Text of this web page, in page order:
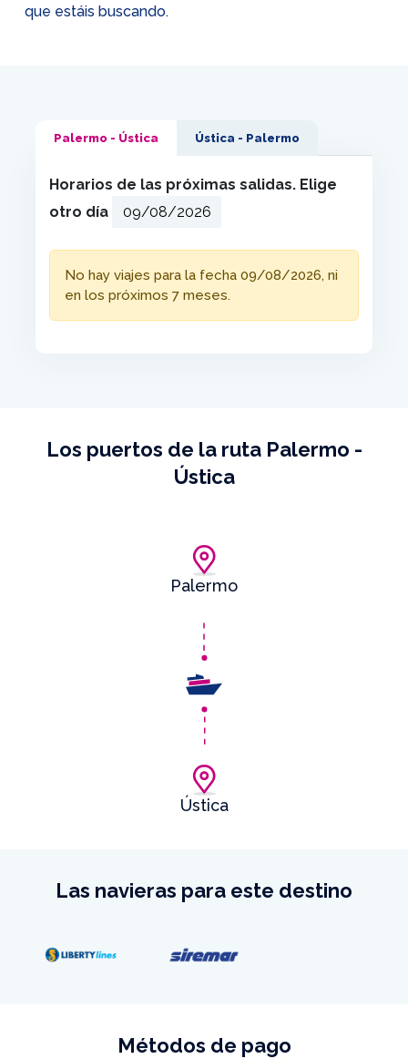
que estáis buscando.
Palermo - Ústica Ústica - Palermo
Horarios de las próximas salidas. Elige
otro día
No hay viajes para la fecha 09/08/2026, ni
en los próximos 7 meses.
Los puertos de la ruta Palermo -
Ústica
Palermo
Ústica
Las navieras para este destino
Métodos de pago